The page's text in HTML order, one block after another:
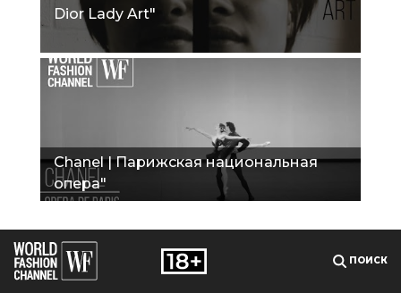
Dior Lady Art"
Chanel | Парижская национальная
опера"
ПОИСК